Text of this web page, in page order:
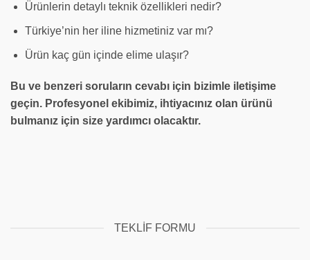
Ürünlerin detaylı teknik özellikleri nedir?
Türkiye’nin her iline hizmetiniz var mı?
Ürün kaç gün içinde elime ulaşır?
Bu ve benzeri soruların cevabı için bizimle iletişime
geçin. Profesyonel ekibimiz, ihtiyacınız olan ürünü
bulmanız için size yardımcı olacaktır.
TEKLIF FORMU